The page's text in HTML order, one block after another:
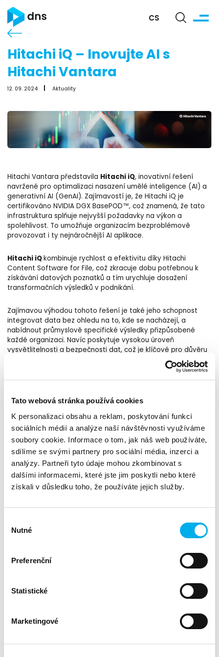
Tato webová stránka používá cookies
K personalizaci obsahu a reklam, poskytování funkcí
sociálních médií a analýze naší návštěvnosti využíváme
soubory cookie. Informace o tom, jak náš web používáte,
sdílíme se svými partnery pro sociální média, inzerci a
analýzy. Partneři tyto údaje mohou zkombinovat s
dalšími informacemi, které jste jim poskytli nebo které
získali v důsledku toho, že používáte jejich služby.
souhlasu
Nutné
Preferenční
Statistické
Marketingové
CS
Hitachi iQ – Inovujte AI s
Hitachi Vantara
12. 09. 2024 Aktuality
Hitachi Vantara představila Hitachi iQ, inovativní řešení
navržené pro optimalizaci nasazení umělé inteligence (AI) a
generativní AI (GenAI). Zajímavostí je, že Hitachi iQ je
certifikováno NVIDIA DGX BasePOD™, což znamená, že tato
infrastruktura splňuje nejvyšší požadavky na výkon a
spolehlivost. To umožňuje organizacím bezproblémově
provozovat i ty nejnáročnější AI aplikace.
Hitachi iQkombinuje rychlost a efektivitu díky Hitachi
Content Software for File, což zkracuje dobu potřebnou k
získávání datových poznatků a tím urychluje dosažení
transformačních výsledků v podnikání.
Zajímavou výhodou tohoto řešení je také jeho schopnost
integrovat data bez ohledu na to, kde se nacházejí, a
nabídnout průmyslově specifické výsledky přizpůsobené
každé organizaci. Navíc poskytuje vysokou úroveň
vysvětlitelnosti a bezpečnosti dat, což je klíčové pro důvěru
Hitachi iQje navrženo tak, aby zefektivnilo nasazení AI
výrazně urychlilo inovace a uvedení nových produktů na trh.
AI-Ready Infrastructure
Výhody:
Splňuje požadavky na výkon, škálovatelnost, efektivitu,
integraci a spolehlivost
Spolehlivá infrastruktura
Referenční architektury
Certifikované řešení NVIDIA DGX BasePOD™ splňující
Nezávislé škálování výpočetního výkonu a úložiště